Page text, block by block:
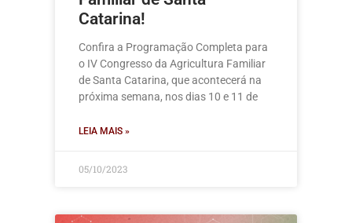
Catarina!
Confira a Programação Completa para
o IV Congresso da Agricultura Familiar
de Santa Catarina, que acontecerá na
próxima semana, nos dias 10 e 11 de
LEIA MAIS »
05/10/2023